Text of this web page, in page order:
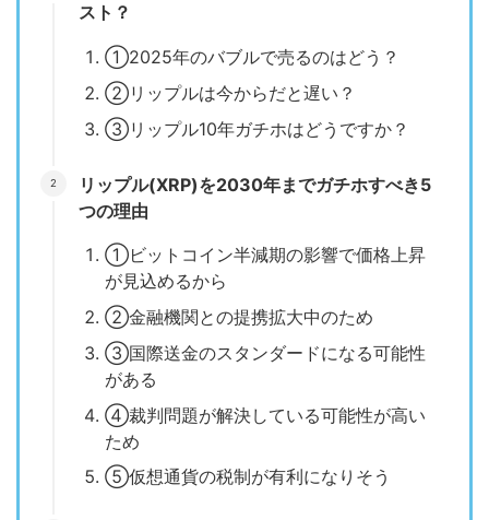
スト？
①2025年のバブルで売るのはどう？
②リップルは今からだと遅い？
③リップル10年ガチホはどうですか？
リップル(XRP)を2030年までガチホすべき5
つの理由
①ビットコイン半減期の影響で価格上昇
が見込めるから
②金融機関との提携拡大中のため
③国際送金のスタンダードになる可能性
がある
④裁判問題が解決している可能性が高い
ため
⑤仮想通貨の税制が有利になりそう